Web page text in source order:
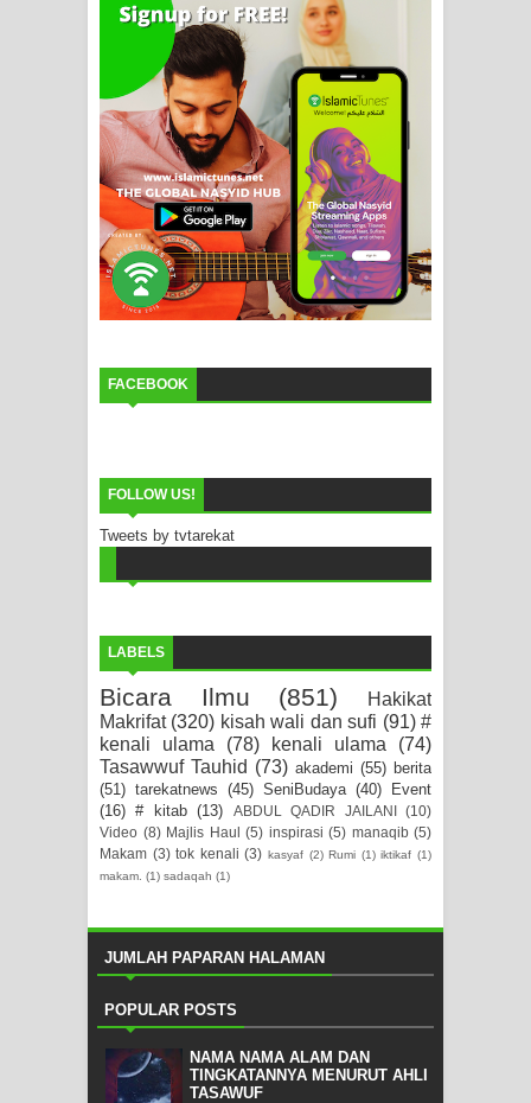
FACEBOOK
FOLLOW US!
Tweets by tvtarekat
LABELS
Bicara Ilmu (851)
Hakikat
Makrifat (320) kisah wali dan sufi (91) #
kenali ulama
(78) kenali ulama
(74)
Tasawwuf Tauhid (73) akademi (55) berita
(51) tarekatnews (45) SeniBudaya (40)
Event
(16) # kitab (13) ABDUL QADIR JAILANI
(10)
Video (8) Majlis Haul (5) inspirasi (5) manaqib (5)
Makam (3) tok kenali (3) kasyaf (2) Rumi (1) iktikaf (1)
makam. (1) sadaqah (1)
JUMLAH PAPARAN HALAMAN
POPULAR POSTS
NAMA NAMA ALAM DAN
TINGKATANNYA MENURUT AHLI
TASAWUF